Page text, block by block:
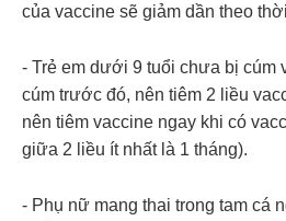
của vaccine sẽ giảm dần theo
- Trẻ em dưới 9 tuổi chưa bị cúm
cúm trước đó, nên tiêm 2 liều
nên tiêm vaccine ngay khi có
giữa 2 liều ít nhất là 1 tháng).
- Phụ nữ mang thai trong tam cá